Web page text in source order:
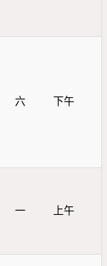
六 下午
一 上午